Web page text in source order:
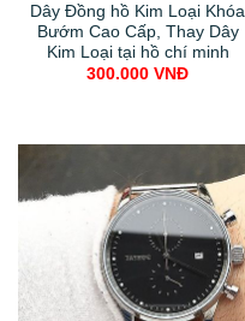
Dây Đồng hồ Kim Loại Khóa
Bướm Cao Cấp, Thay Dây
Kim Loại tại hồ chí minh
300.000 VNĐ